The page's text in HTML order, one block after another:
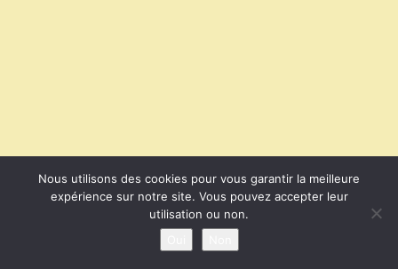
Nous utilisons des cookies pour vous garantir la meilleure
expérience sur notre site. Vous pouvez accepter leur
utilisation ou non.